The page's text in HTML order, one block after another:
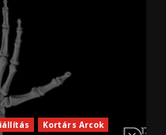
Kortárs Arcok